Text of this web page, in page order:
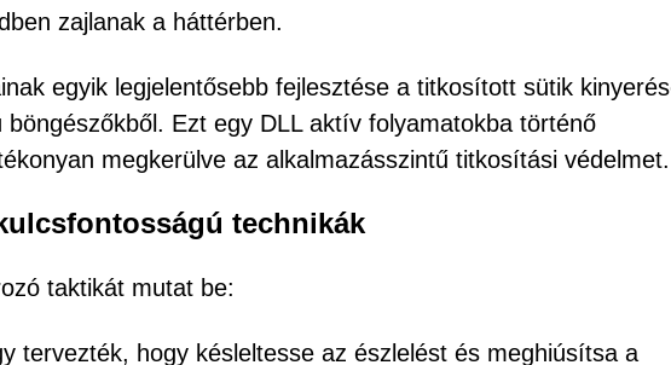
zajlanak a háttérben.
egyik legjelentősebb fejlesztése a titkosított sütik
böngészőkből. Ezt egy DLL aktív folyamatokba történő
megkerülve az alkalmazásszintű titkosítási védelmet.
technikák
taktikát mutat be:
tervezték, hogy késleltesse az észlelést és meghiúsítsa a